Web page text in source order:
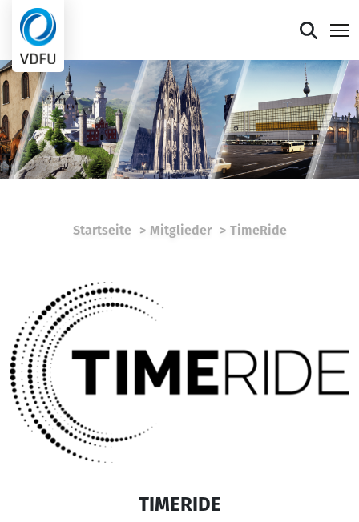
Mitgliederportal
Verband
Mitglieder
Die faire Sieben
Startseite Mitglieder TimeRide
TIMERIDE